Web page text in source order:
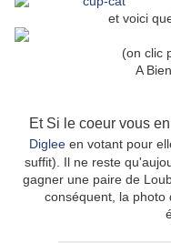
et voici
(on clic
A
Et Si le coeur vous
Diglee en votant pour
suffit). Il ne reste
gagner une paire de
conséquent, la photo